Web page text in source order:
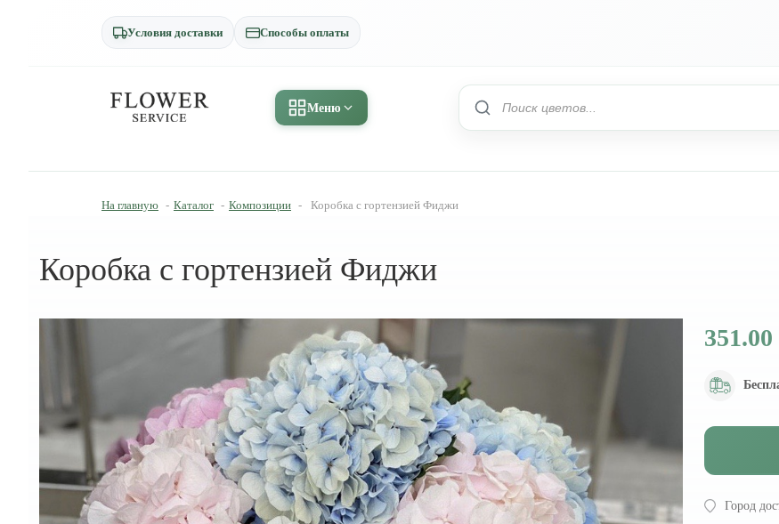
Условия доставки Способы оплаты
Меню
На главную - Каталог - Композиции - Коробка с гортензией Фиджи
Коробка с гортензией Фиджи
Город